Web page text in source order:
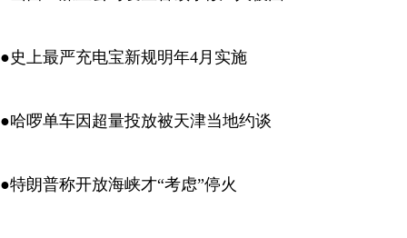
●史上最严充电宝新规明年4月实施
●哈啰单车因超量投放被天津当地约谈
●特朗普称开放海峡才“考虑”停火